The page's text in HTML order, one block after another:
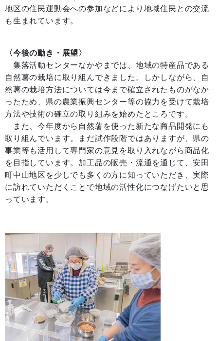
地区の住民運動会への参加などにより地域住民との交流
も生まれています。
〈今後の動き・展望〉
集落活動センターなかやまでは、地域の特産品である
自然薯の栽培に取り組んできました。しかしながら、自
然薯の栽培方法については今まで確立されたものがなか
ったため、県の農業振興センター等の協力を受けて栽培
方法や技術の確立の取り組みを始めたところです。
また、今年度から自然薯を使った新たな商品開発にも
取り組んでいます。まだ試作段階ではありますが、県の
事業等も活用して専門家の意見を取り入れながら商品化
を目指しています。加工品の販売・流通を通じて、安田
町中山地区を少しでも多くの方に知っていただき、実際
に訪れていただくことで地域の活性化につなげたいと思
っています。